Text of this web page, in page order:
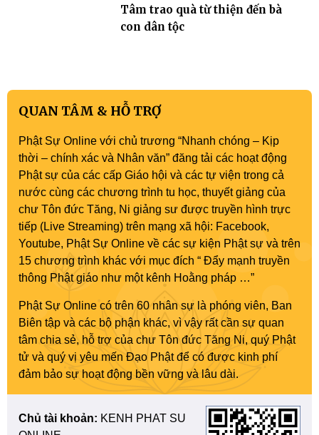
Tâm trao quà từ thiện đến bà
con dân tộc
QUAN TÂM & HỖ TRỢ
Phật Sự Online với chủ trương “Nhanh chóng – Kịp
thời – chính xác và Nhân văn” đăng tải các hoạt động
Phật sự của các cấp Giáo hội và các tự viện trong cả
nước cùng các chương trình tu học, thuyết giảng của
chư Tôn đức Tăng, Ni giảng sư được truyền hình trực
tiếp (Live Streaming) trên mạng xã hội: Facebook,
Youtube, Phật Sự Online về các sự kiện Phật sự và trên
15 chương trình khác với mục đích “ Đẩy mạnh truyền
thông Phật giáo như một kênh Hoằng pháp …”
Phật Sự Online có trên 60 nhân sự là phóng viên, Ban
Biên tập và các bộ phận khác, vì vậy rất cần sự quan
tâm chia sẻ, hỗ trợ của chư Tôn đức Tăng Ni, quý Phật
tử và quý vị yêu mến Đạo Phật để có được kinh phí
đảm bảo sự hoạt động bền vững và lâu dài.
Chủ tài khoản: KENH PHAT SU